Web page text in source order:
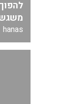
hanas